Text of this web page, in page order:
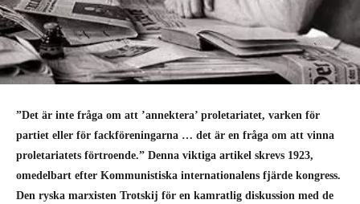
”Det är inte fråga om att ’annektera’ proletariatet, varken för
partiet eller för fackföreningarna … det är en fråga om att vinna
proletariatets förtroende.” Denna viktiga artikel skrevs 1923,
omedelbart efter Kommunistiska internationalens fjärde kongress.
Den ryska marxisten Trotskij för en kamratlig diskussion med de